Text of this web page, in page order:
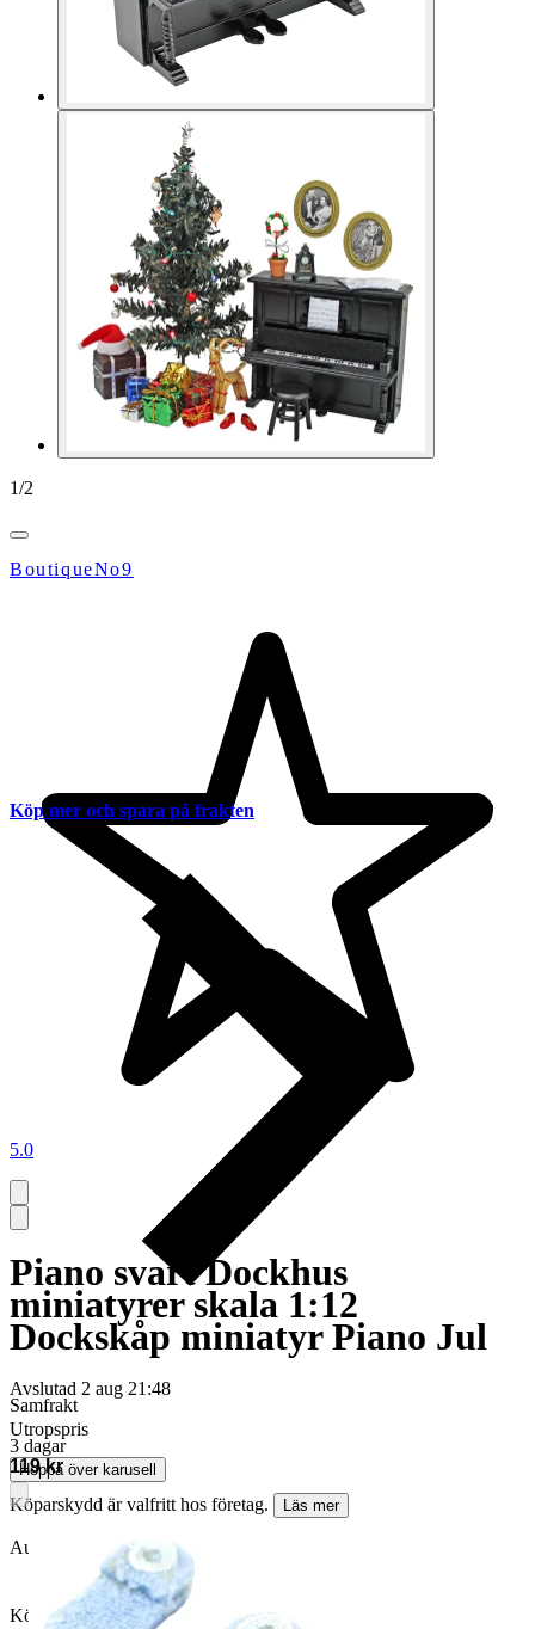
1/2
BoutiqueNo9
5.0
Piano svart Dockhus
miniatyrer skala 1:12
Dockskåp miniatyr Piano Jul
Avslutad 2 aug 21:48
Utropspris
119 kr
Köparskydd är valfritt hos företag.
Läs mer
Auktionen avslutades utan bud
Köpförfrågan är tyvärr inte tillgänglig.
Köp mer och spara på frakten
Samfrakt
3 dagar
Hoppa över karusell